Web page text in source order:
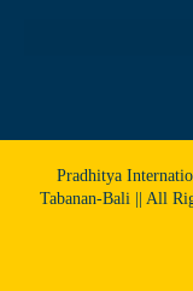
Pradhitya
Tabanan-Bali || All